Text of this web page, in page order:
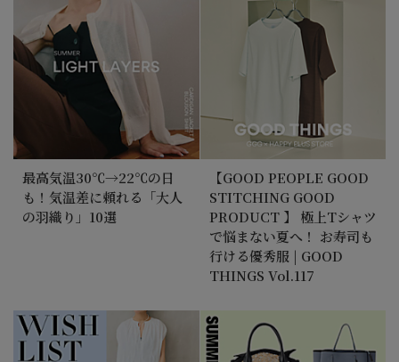
最高気温30℃→22℃の日
も！気温差に頼れる「大人
の羽織り」10選
【GOOD PEOPLE GOOD
STITCHING GOOD
PRODUCT 】 極上Tシャツ
で悩まない夏へ！ お寿司も
行ける優秀服 | GOOD
THINGS Vol.117